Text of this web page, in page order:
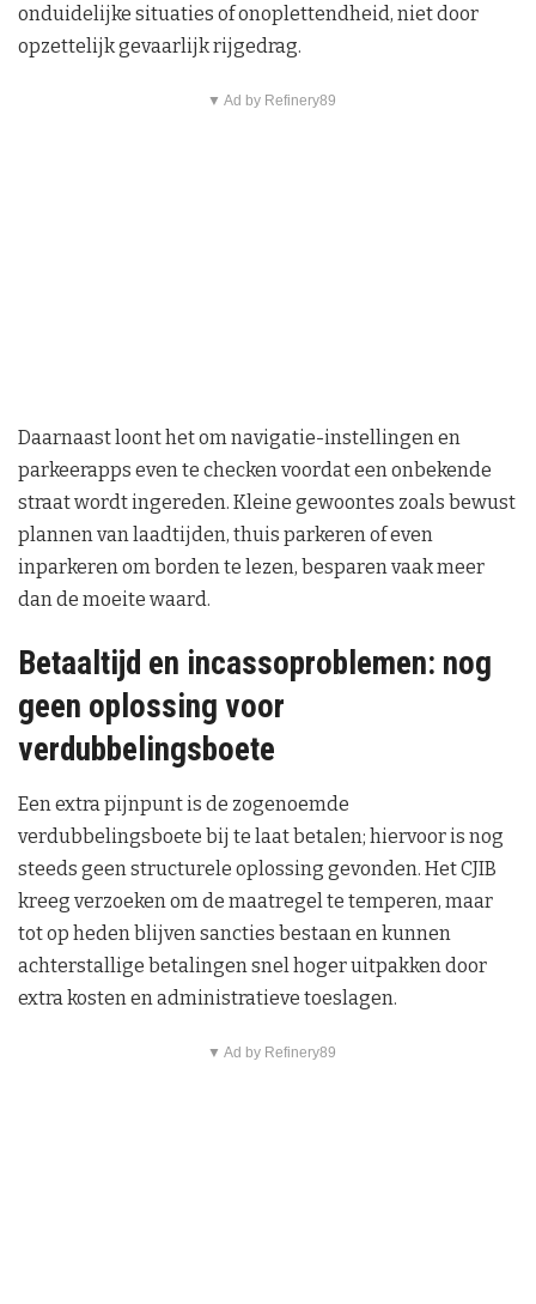
onduidelijke situaties of onoplettendheid, niet door
opzettelijk gevaarlijk rijgedrag.
▼ Ad by Refinery89
Daarnaast loont het om navigatie-instellingen en
parkeerapps even te checken voordat een onbekende
straat wordt ingereden. Kleine gewoontes zoals bewust
plannen van laadtijden, thuis parkeren of even
inparkeren om borden te lezen, besparen vaak meer
dan de moeite waard.
Betaaltijd en incassoproblemen: nog
geen oplossing voor
verdubbelingsboete
Een extra pijnpunt is de zogenoemde
verdubbelingsboete bij te laat betalen; hiervoor is nog
steeds geen structurele oplossing gevonden. Het CJIB
kreeg verzoeken om de maatregel te temperen, maar
tot op heden blijven sancties bestaan en kunnen
achterstallige betalingen snel hoger uitpakken door
extra kosten en administratieve toeslagen.
▼ Ad by Refinery89